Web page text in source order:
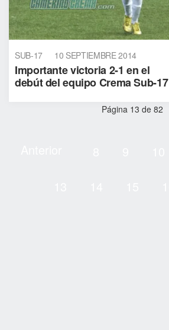
SUB-17 10 SEPTIEMBRE 2014
Importante victoria 2-1 en el
debút del equipo Crema Sub-17
Página 13 de 82